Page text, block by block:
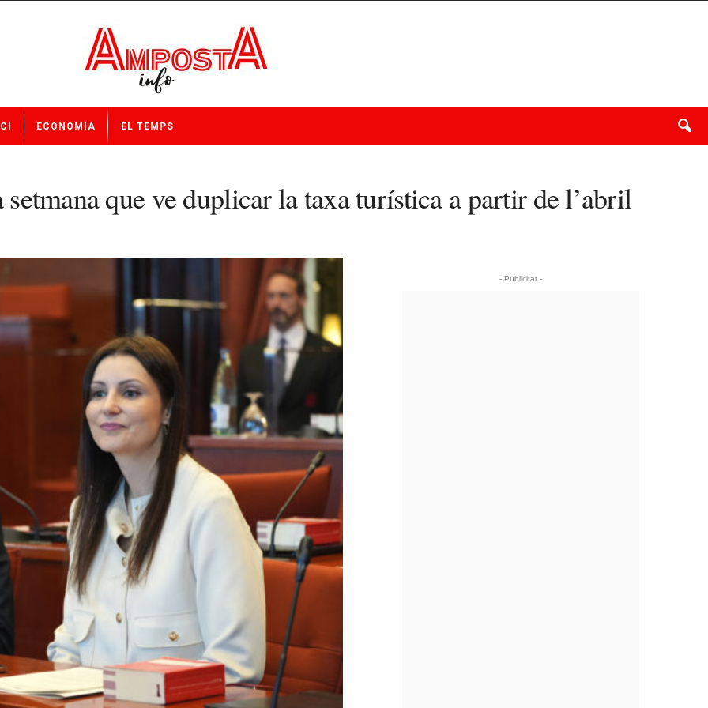
ECONOMIA EL TEMPS
que ve duplicar la taxa turística a partir de l’abril
- Publicitat -